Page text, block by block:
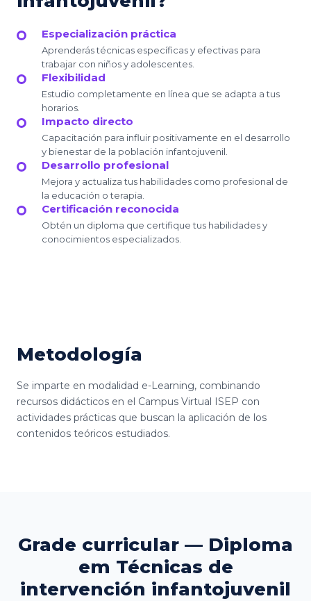
Especialización práctica
Aprenderás técnicas específicas y efectivas para
trabajar con niños y adolescentes.
Flexibilidad
Estudio completamente en línea que se adapta a tus
horarios.
Impacto directo
Capacitación para influir positivamente en el desarrollo
y bienestar de la población infantojuvenil.
Desarrollo profesional
Mejora y actualiza tus habilidades como profesional de
la educación o terapia.
Certificación reconocida
Obtén un diploma que certifique tus habilidades y
conocimientos especializados.
Metodología
Se imparte en modalidad e-Learning, combinando
recursos didácticos en el Campus Virtual ISEP con
actividades prácticas que buscan la aplicación de los
contenidos teóricos estudiados.
Grade curricular — Diploma
em Técnicas de
intervención infantojuvenil